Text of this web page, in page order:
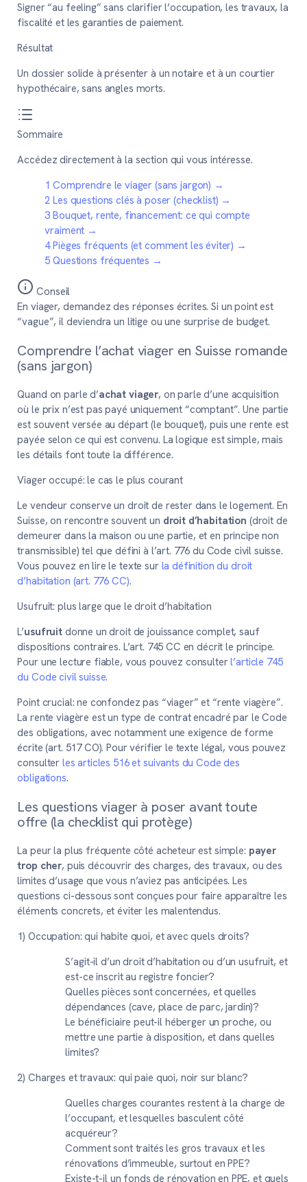
Signer “au feeling” sans clarifier l’occupation, les travaux, la
fiscalité et les garanties de paiement.
Résultat
Un dossier solide à présenter à un notaire et à un courtier
hypothécaire, sans angles morts.
Sommaire
Accédez directement à la section qui vous intéresse.
1 Comprendre le viager (sans jargon) →
2 Les questions clés à poser (checklist) →
3 Bouquet, rente, financement: ce qui compte
vraiment →
4Pièges fréquents (et comment les éviter) →
5 Questions fréquentes →
Conseil
En viager, demandez des réponses écrites. Si un point est
“vague”, il deviendra un litige ou une surprise de budget.
Comprendre l’achat viager en Suisse romande
(sans jargon)
Quand on parle d’achat viager, on parle d’une acquisition
où le prix n’est pas payé uniquement “comptant”. Une partie
est souvent versée au départ (le bouquet), puis une rente est
payée selon ce qui est convenu. La logique est simple, mais
les détails font toute la différence.
Viager occupé: le cas le plus courant
Le vendeur conserve un droit de rester dans le logement. En
Suisse, on rencontre souvent un droit d’habitation (droit de
demeurer dans la maison ou une partie, et en principe non
transmissible) tel que défini à l’art. 776 du Code civil suisse.
Vous pouvez en lire le texte sur la définition du droit
d’habitation (art. 776 CC).
Usufruit: plus large que le droit d’habitation
L’usufruitdonne un droit de jouissance complet, sauf
dispositions contraires. L’art. 745 CC en décrit le principe.
Pour une lecture fiable, vous pouvez consulterl’article 745
du Code civil suisse.
Point crucial: ne confondez pas “viager” et “rente viagère”.
La rente viagère est un type de contrat encadré par le Code
des obligations, avec notamment une exigence de forme
écrite (art. 517 CO). Pour vérifier le texte légal, vous pouvez
consulter les articles 516 et suivants du Code des
obligations.
Les questions viager à poser avant toute
offre (la checklist qui protège)
La peur la plus fréquente côté acheteur est simple: payer
trop cher, puis découvrir des charges, des travaux, ou des
limites d’usage que vous n’aviez pas anticipées. Les
questions ci-dessous sont conçues pour faire apparaître les
éléments concrets, et éviter les malentendus.
1) Occupation: qui habite quoi, et avec quels droits?
S’agit-il d’un droit d’habitation ou d’un usufruit, et
est-ce inscrit au registre foncier?
Quelles pièces sont concernées, et quelles
dépendances (cave, place de parc, jardin)?
Le bénéficiaire peut-il héberger un proche, ou
mettre une partie à disposition, et dans quelles
limites?
2) Charges et travaux: qui paie quoi, noir sur blanc?
Quelles charges courantes restent à la charge de
l’occupant, et lesquelles basculent côté
acquéreur?
Comment sont traités les gros travaux et les
rénovations d’immeuble, surtout en PPE?
Existe-t-il un fonds de rénovation en PPE, et quels